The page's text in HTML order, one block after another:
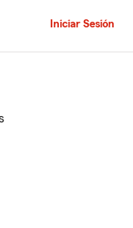
Iniciar Sesión